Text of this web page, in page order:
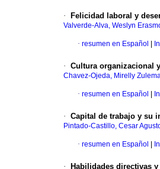
· Felicidad laboral y
Valverde-Alva, Weslyn
· resumen en Español
· Cultura organizacional
Chavez-Ojeda, Mirelly
· resumen en Español
· Capital de trabajo y su
Pintado-Castillo, Cesar
· resumen en Español
· Habilidades directivas